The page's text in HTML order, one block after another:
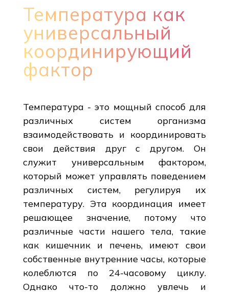
Температура как
универсальный
координирующий
фактор
Температура - это мощный способ для
различных систем организма
взаимодействовать и координировать
свои действия друг с другом. Он
служит универсальным фактором,
который может управлять поведением
различных систем, регулируя их
температуру. Эта координация имеет
решающее значение, потому что
различные части нашего тела, такие
как кишечник и печень, имеют свои
собственные внутренние часы, которые
колеблются по 24-часовому циклу.
Однако что-то должно увлечь и